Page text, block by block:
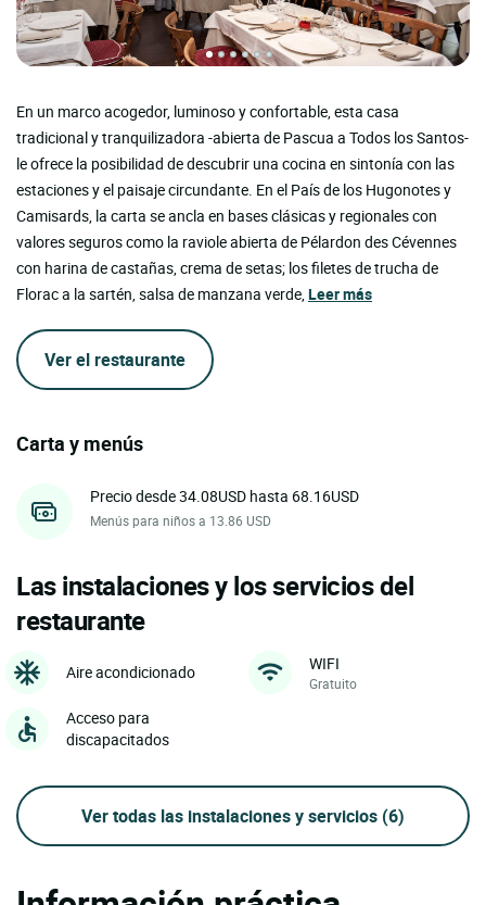
En un marco acogedor, luminoso y confortable, esta casa
tradicional y tranquilizadora -abierta de Pascua a Todos los Santos-
le ofrece la posibilidad de descubrir una cocina en sintonía con las
estaciones y el paisaje circundante. En el País de los Hugonotes y
Camisards, la carta se ancla en bases clásicas y regionales con
valores seguros como la raviole abierta de Pélardon des Cévennes
con harina de castañas, crema de setas; los filetes de trucha de
Florac a la sartén, salsa de manzana verde, Leer más
Ver el restaurante
Carta y menús
Precio desde 34.08USD hasta 68.16USD
Menús para niños a 13.86 USD
Las instalaciones y los servicios del
restaurante
Aire acondicionado WIFI
Gratuito
Acceso para
discapacitados
Ver todas las instalaciones y servicios (6)